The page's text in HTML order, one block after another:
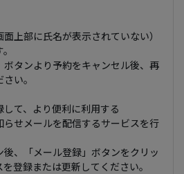
上部に氏名が表示されていない）
ボタンより予約をキャンセル後、再
い。
て、より便利に利用する
らせメールを配信するサービスを行
、「メール登録」ボタンをクリッ
登録または更新してください。